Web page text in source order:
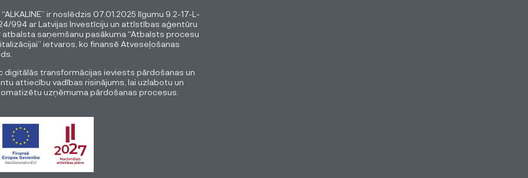
“ALKALINE” ir noslēdzis 07.01.2025 līgumu 9.2-17-L-
994 ar Latvijas Investīciju un attīstības aģentūru
atbalsta saņemšanu pasākuma “Atbalsts procesu
ietvaros, ko finansē Atveseļošanas
digitālās transformācijas ieviests pārdošanas un
attiecību vadības risinājums, lai uzlabotu un
uzņēmuma pārdošanas procesus.